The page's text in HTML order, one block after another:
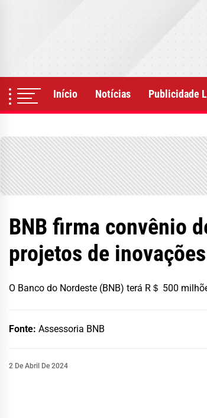
Início Notícias Publicidade
BNB firma convênio
projetos de
O Banco do Nordeste (BNB) terá R＄ 500
Fonte: Assessoria BNB
2 De Abril De 2024